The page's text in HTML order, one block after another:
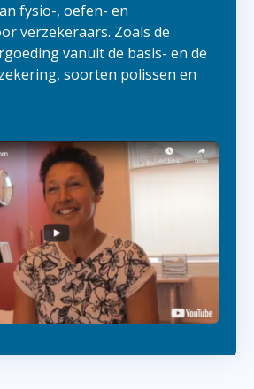
fysio-, oefen- en
verzekeraars. Zoals de
vanuit de basis- en de
soorten polissen en